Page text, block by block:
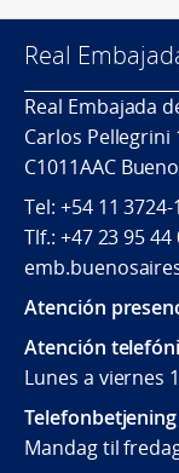
Real
Real Embajada
Carlos Pellegrini
C1011AAC
Tel: +54 11
Tlf.: +47 23 95 44
Atención
Atención
Lunes a viernes
Telefonbetjening
Mandag til